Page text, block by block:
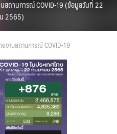
สถานการณ์ COVID-19 (ข้อมูลวันที่ 22
2565)
ยงานสถานการณ์ COVID-19